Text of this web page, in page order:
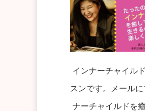
インナーチャイル
スンです。メール
ナーチャイルドを